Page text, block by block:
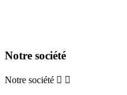
Notre société
Notre société  